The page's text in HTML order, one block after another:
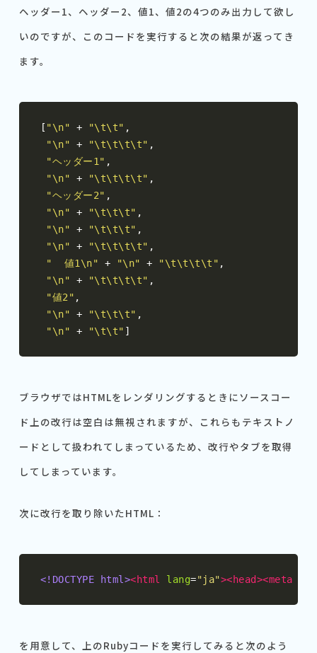
ヘッダー1、ヘッダー2、値1、値2の4つのみ出力して欲し
いのですが、このコードを実行すると次の結果が返ってき
ます。
[ "\n" + "\t\t" ,
"\n"
+ "\t\t\t\t" ,
"ヘッダー1" ,
"\n"
+ "\t\t\t\t" ,
"ヘッダー2" ,
"\n"
+ "\t\t\t" ,
"\n"
+ "\t\t\t" ,
"\n"
+ "\t\t\t\t" ,
"  値1\n"
+ "\n" + "\t\t\t\t" ,
"\n"
+ "\t\t\t\t" ,
"値2" ,
"\n"
+ "\t\t\t" ,
"\n"
+ "\t\t" ]
ブラウザではHTMLをレンダリングするときにソースコー
ド上の改行は空白は無視されますが、これらもテキストノ
ードとして扱われてしまっているため、改行やタブを取得
してしまっています。
次に改行を取り除いたHTML：
<!DOCTYPE html><html lang="ja"><head><meta
を用意して、上のRubyコードを実行してみると次のよう